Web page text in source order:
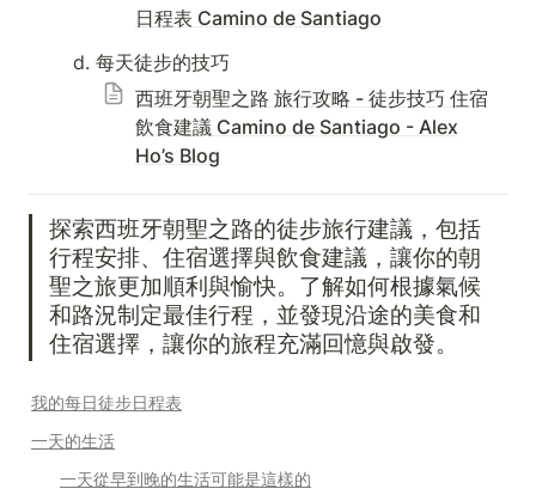
日程表 Camino de Santiago
每天徒步的技巧
西班牙朝聖之路 旅行攻略 - 徒步技巧 住宿
飲食建議 Camino de Santiago - Alex
Ho’s Blog
探索西班牙朝聖之路的徒步旅行建議，包括
行程安排、住宿選擇與飲食建議，讓你的朝
聖之旅更加順利與愉快。了解如何根據氣候
和路況制定最佳行程，並發現沿途的美食和
住宿選擇，讓你的旅程充滿回憶與啟發。
我的每日徒步日程表
一天的生活
一天從早到晚的生活可能是這樣的